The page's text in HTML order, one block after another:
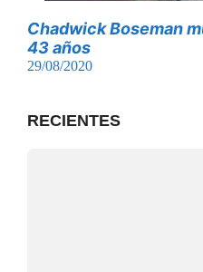
Chadwick Boseman
43 años
29/08/2020
RECIENTES